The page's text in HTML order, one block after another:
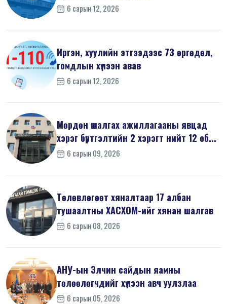
6 сарын 12, 2026
Иргэн, хуулийн этгээдээс 73 өргөдөл,
гомдлын хүлээн авав
6 сарын 12, 2026
Мөрдөн шалгах ажиллагааны явцад
хэрэг бүртгэлтийн 2 хэрэгт нийт 12 об...
6 сарын 09, 2026
Төлөвлөгөөт хяналтаар 17 албан
тушаалтны ХАСХОМ-ийг хянан шалгав
6 сарын 08, 2026
АНУ-ын Элчин сайдын яамны
төлөөлөгчдийг хүлээн авч уулзлаа
6 сарын 05, 2026